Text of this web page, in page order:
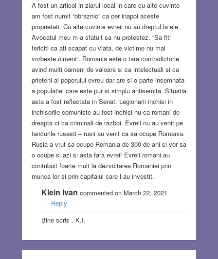
A fost un articol in ziarul local in care cu alte cuvinte
am fost numit “obraznic” ca cer inapoi aceste
proprietati. Cu alte cuvinte evreii nu au dreptul la ele.
Avocatul meu m-a sfatuit sa nu protestez. “Sa fiti
fericiti ca ati scapat cu viata, de victime nu mai
vorbeste nimeni”. Romania este o tara contradictorie
avind multi oameni de valoare si ca intelectuali si ca
prieteni ai poporului evreu dar are si o parte insemnata
a populatiei care este pur si simplu antisemita. Situatia
asta a fost reflectata in Senat. Legionarii inchisi in
inchisorile comuniste au fost inchisi nu ca romani de
dreapta ci ca criminali de razboi. Evreii nu au venit pe
tancurile rusesti – rusii au venit ca sa ocupe Romania.
Rusia a vrut sa ocupe Romania de 300 de ani si vor sa
o ocupe si azi si asta fara evrei! Evreii romani au
contribuit foarte mult la dezvoltarea Romaniei prin
munca lor si prin capitalul care l-au investit.
Klein Ivan commented on March 22, 2021
Reply
Bine scris . K.I.